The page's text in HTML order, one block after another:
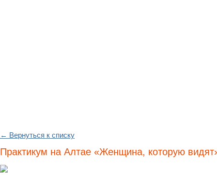
← Вернуться к списку
Практикум на Алтае «Женщина, которую